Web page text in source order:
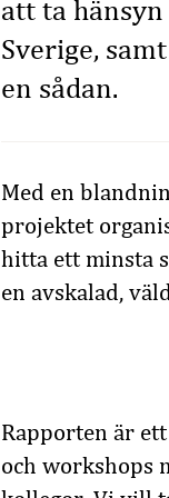
att ta
Sverige,
en sådan.
Med en
projektet
hitta ett minsta
en avskalad,
Rapporten är
och workshops